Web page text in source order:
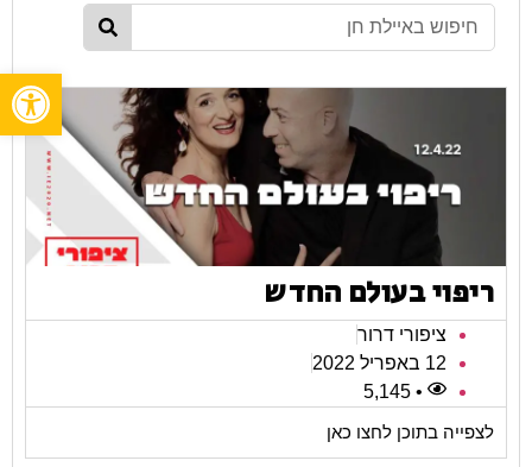
ריפוי בעולם החדש
ציפורי דרור
12 באפריל 2022
• 5,145
לצפייה בתוכן לחצו כאן